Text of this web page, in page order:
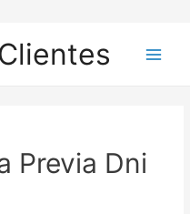
Previa Dni